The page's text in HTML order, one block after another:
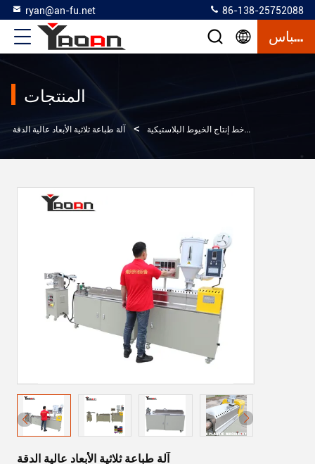
ryan@an-fu.net 86-138-25752088
إقتباس
المنتجات
> خط إنتاج الخيوط البلاستيكية > آلة طباعة ثلاثية الأبعاد عالية الدقة
آلة طباعة ثلاثية الأبعاد عالية الدقة